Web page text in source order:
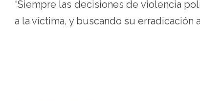
“Siempre las decisiones de violencia
a la víctima, y buscando su erradicación